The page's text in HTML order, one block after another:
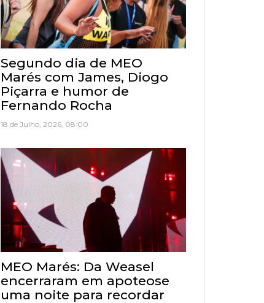
Segundo dia de MEO
Marés com James, Diogo
Piçarra e humor de
Fernando Rocha
18 de Julho, 2026, 08:00
MEO Marés: Da Weasel
encerraram em apoteose
uma noite para recordar